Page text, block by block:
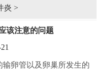
炎 >
该注意的问题
卵管以及卵巢所发生的